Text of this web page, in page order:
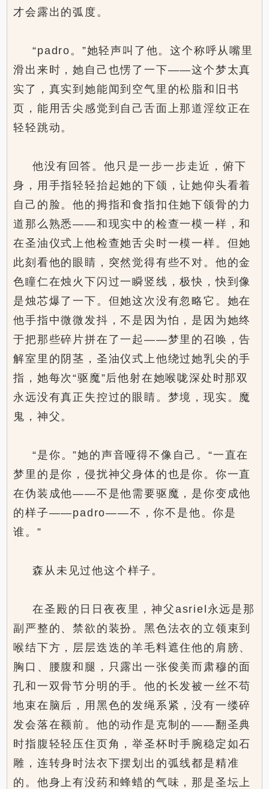
才会露出的弧度。
“padro。”她轻声叫了他。这个称呼从嘴里
滑出来时，她自己也愣了一下——这个梦太真
实了，真实到她能闻到空气里的松脂和旧书
页，能用舌尖感觉到自己舌面上那道淫纹正在
轻轻跳动。
他没有回答。他只是一步一步走近，俯下
身，用手指轻轻抬起她的下颌，让她仰头看着
自己的脸。他的拇指和食指扣住她下颌骨的力
道那么熟悉——和现实中的检查一模一样，和
在圣油仪式上他检查她舌尖时一模一样。但她
此刻看他的眼睛，突然觉得有些不对。他的金
色瞳仁在烛火下闪过一瞬竖线，极快，快到像
是烛芯爆了一下。但她这次没有忽略它。她在
他手指中微微发抖，不是因为怕，是因为她终
于把那些碎片拼在了一起——梦里的召唤，告
解室里的阴茎，圣油仪式上他绕过她乳尖的手
指，她每次“驱魔”后他射在她喉咙深处时那双
永远没有真正失控过的眼睛。梦境，现实。魔
鬼，神父。
“是你。”她的声音哑得不像自己。“一直在
梦里的是你，侵扰神父身体的也是你。你一直
在伪装成他——不是他需要驱魔，是你变成他
的样子——padro——不，你不是他。你是
谁。”
森从未见过他这个样子。
在圣殿的日日夜夜里，神父asriel永远是那
副严整的、禁欲的装扮。黑色法衣的立领束到
喉结下方，层层迭迭的羊毛料遮住他的肩膀、
胸口、腰腹和腿，只露出一张俊美而肃穆的面
孔和一双骨节分明的手。他的长发被一丝不苟
地束在脑后，用黑色的发绳系紧，没有一缕碎
发会落在额前。他的动作是克制的——翻圣典
时指腹轻轻压住页角，举圣杯时手腕稳定如石
雕，连转身时法衣下摆划出的弧线都是精准
的。他身上有没药和蜂蜡的气味，那是圣坛上